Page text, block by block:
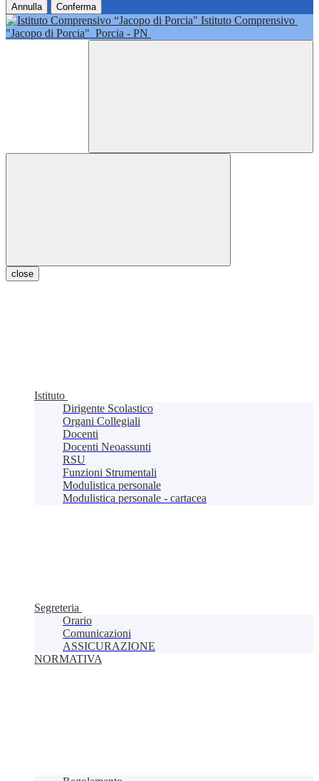
Annulla Conferma
Istituto Comprensivo
"Jacopo di Porcia" Porcia - PN
close
Istituto
Dirigente Scolastico
Organi Collegiali
Docenti
Docenti Neoassunti
RSU
Funzioni Strumentali
Modulistica personale
Modulistica personale - cartacea
Segreteria
Orario
Comunicazioni
ASSICURAZIONE
NORMATIVA